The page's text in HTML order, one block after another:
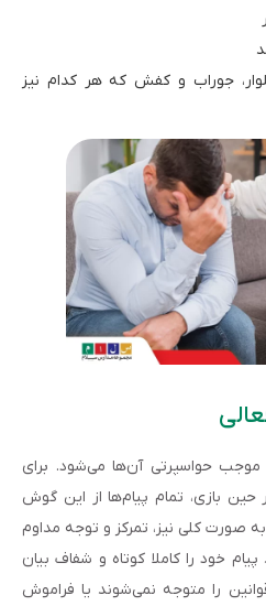
جوراب و کفش که هر کدام نیز
موجب حواسپرتی آن‌ها می‌شود. برای
بازی، تمام پیام‌ها از این گوش
صورت کلی نیز، تمرکز و توجه مداوم
خود را کاملا کوتاه و شفاف بیان
را متوجه نمی‌شوند یا فراموش